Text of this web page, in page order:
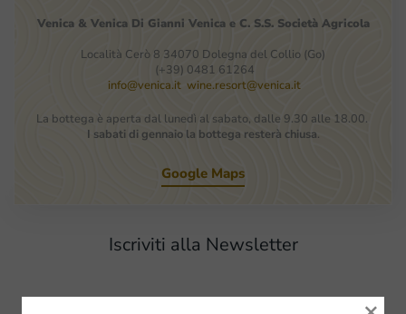
Venica & Venica Di Gianni Venica e C. S.S. Società Agricola
Località Cerò 8 34070 Dolegna del Collio (Go)
(+39) 0481 61264
info@venica.it wine.resort@venica.it
La bottega è aperta dal lunedì al sabato, dalle 9.30 alle 18.00.
I sabati di gennaio la bottega resterà chiusa.
Google Maps
Iscriviti alla Newsletter